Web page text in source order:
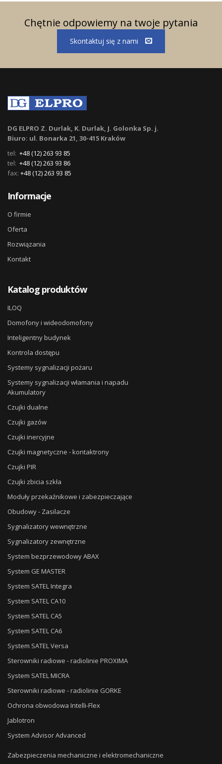
Chętnie odpowiemy na twoje pytania
Skontaktuj się z nami
DG ELPRO Z. Durlak, K. Durlak, J. Golonka Sp. j.
Biuro: ul. Bonarka 21, 30-415 Kraków
tel: +48 (12) 263 93 85
tel: +48 (12) 263 93 86
fax: +48 (12) 263 93 85
Informacje
O firmie
Oferta
Rozwiązania
Kontakt
Katalog produktów
ILOQ
Domofony i wideodomofony
Inteligentny budynek
Kontrola dostępu
Systemy sygnalizacji pożaru
Systemy sygnalizacji włamania i napadu
Akumulatory
Czujki dualne
Czujki gazów
Czujki inercyjne
Czujki magnetyczne - kontaktrony
Czujki PIR
Czujki zbicia szkła
Moduły przekaźnikowe i zabezpieczające
Obudowy - Zasilacze
Sygnalizatory wewnętrzne
Sygnalizatory zewnętrzne
System bezprzewodowy ABAX
System GE MASTER
System SATEL Integra
System SATEL CA10
System SATEL CA5
System SATEL CA6
System SATEL Versa
Sterowniki radiowe - radiolinie PROXIMA
System SATEL MICRA
Sterowniki radiowe - radiolinie GORKE
Ochrona obwodowa Intelli-Flex
Jablotron
System Advisor Advanced
Zabezpieczenia mechaniczne i elektromechaniczne